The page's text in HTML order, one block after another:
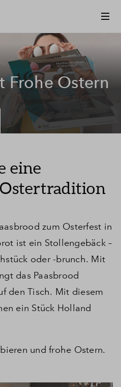
Frohe Ostern
eine
zum Osterfest in
ist ein Stollengebäck –
oder -brunch. Mit
das Paasbrood
den Tisch. Mit diesem
ein Stück Holland
und frohe Ostern.